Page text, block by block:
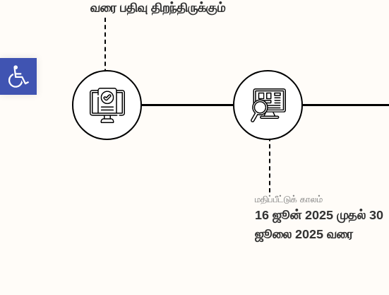
Open toolbar
வரை பதிவு திறந்திருக்கும்
மதிப்பீட்டுக் காலம்
16 ஜூன் 2025 முதல் 30
ஜூலை 2025 வரை